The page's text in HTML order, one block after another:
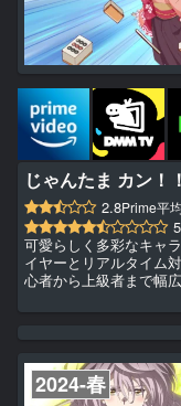
じゃんたま カン！！
2.8Prime平
可愛らしく多彩なキャ
イヤーとリアルタイム
心者から上級者まで幅
しく麻雀をプレイでき
の抗争に巻き込まれた
た...
2024-春